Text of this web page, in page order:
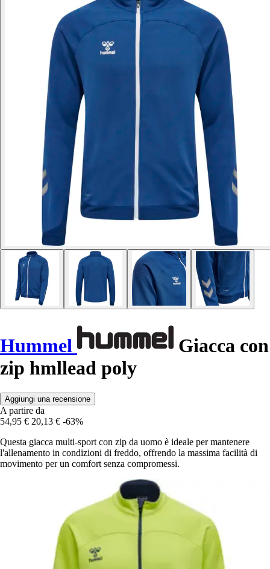
Hummel
Giacca con
zip hmllead poly
Aggiungi una recensione
A partire da
54,95 € 20,13 € -63%
Questa giacca multi-sport con zip da uomo è ideale per mantenere
l'allenamento in condizioni di freddo, offrendo la massima facilità di
movimento per un comfort senza compromessi.